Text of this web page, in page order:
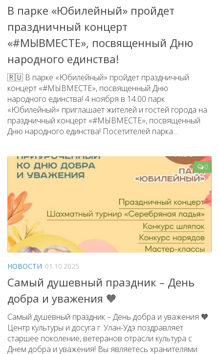
В парке «Юбилейный» пройдет
праздничный концерт
«#МЫВМЕСТЕ», посвященный Дню
народного единства!
🇷🇺 В парке «Юбилейный» пройдет праздничный
концерт «#МЫВМЕСТЕ», посвященный Дню
народного единства! 4 ноября в 14:00 парк
«Юбилейный» приглашает жителей и гостей города на
праздничный концерт «#МЫВМЕСТЕ», посвященный
Дню народного единства! Посетителей парка...
0
НОВОСТИ 01.10.2025
Самый душевный праздник – День
добра и уважения 🧡
Самый душевный праздник – День добра и уважения 🧡
Центр культуры и досуга г. Улан-Удэ поздравляет
старшее поколение, ветеранов отрасли культура с
Днем добра и уважения! Вы являетесь хранителями